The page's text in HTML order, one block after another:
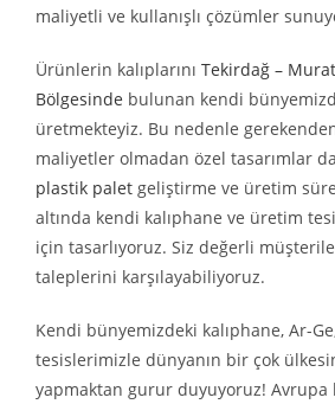
maliyetli ve kullanışlı çözümler
Ürünlerin kalıplarını Tekirdağ –
Bölgesinde bulunan kendi
üretmekteyiz. Bu nedenle
maliyetler olmadan özel tasarımlar
plastik palet geliştirme ve üretim
altında kendi kalıphane ve üretim
için tasarlıyoruz. Siz değerli
taleplerini karşılayabiliyoruz.
Kendi bünyemizdeki kalıphane, Ar-
tesislerimizle dünyanın bir çok
yapmaktan gurur duyuyoruz! Avrupa